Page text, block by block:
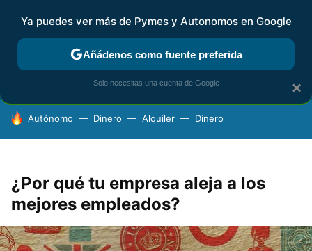
FISCALIDAD Y CONTABILIDAD KIT DIGITAL RENTA
HOY SE HABLA DE
Autónomo Dinero Alquiler Dinero
¿Por qué tu empresa aleja a los
mejores empleados?
×
Ya puedes ver más de Pymes y Autonomos en Google
Añádenos como fuente preferida
Solo necesitas una cuenta de Google